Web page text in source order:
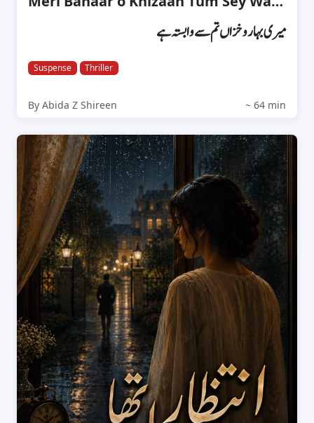
میری بہار و خزاں تم سے وابستہ ہے
Suspense Thriller
By Abida Z Shireen ~ 64 min